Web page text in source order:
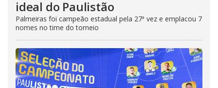
ideal do Paulistão
Palmeiras foi campeão estadual pela 27ª vez e emplacou 7
nomes no time do torneio